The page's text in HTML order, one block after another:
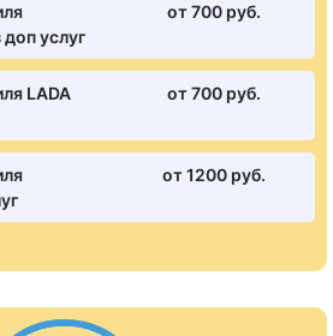
услуг
от 700 pуб.
LADA
от 700 pуб.
от 1200 pуб.